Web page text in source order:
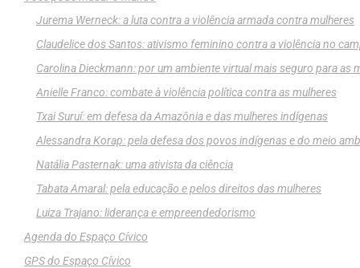
Jurema Werneck: a luta contra a violência armada contra mulheres
Claudelice dos Santos: ativismo feminino contra a violência no
Carolina Dieckmann: por um ambiente virtual mais seguro para as
Anielle Franco: combate à violência política contra as mulheres
Txai Suruí: em defesa da Amazônia e das mulheres indígenas
Alessandra Korap: pela defesa dos povos indígenas e do meio
Natália Pasternak: uma ativista da ciência
Tabata Amaral: pela educação e pelos direitos das mulheres
Luiza Trajano: liderança e empreendedorismo
Agenda do Espaço Cívico
GPS do Espaço Cívico